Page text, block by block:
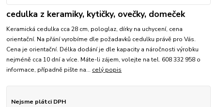
cedulka z keramiky, kytičky, ovečky, domeček
Keramická cedulka cca 28 cm, pologlaz, dírky na uchycení, cena
orientační. Na přání vyrobíme dle požadavků cedulku právě pro Vás.
Cena je orientační. Délka dodání je dle kapacity a náročnosti výrobku
nejméně cca 10 dní a více. Máte-li zájem, volejte na tel. 608 332 958 o
informace, případně pište na... celý popis
Nejsme plátci DPH